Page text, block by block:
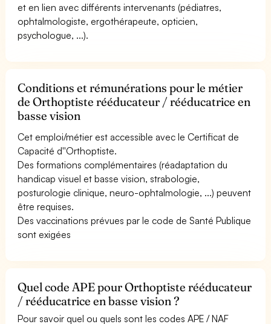
et en lien avec différents intervenants (pédiatres,
ophtalmologiste, ergothérapeute, opticien,
psychologue, ...).
Conditions et rémunérations pour le métier
de Orthoptiste rééducateur / rééducatrice en
basse vision
Cet emploi/métier est accessible avec le Certificat de
Capacité d''Orthoptiste.
Des formations complémentaires (réadaptation du
handicap visuel et basse vision, strabologie,
posturologie clinique, neuro-ophtalmologie, ...) peuvent
être requises.
Des vaccinations prévues par le code de Santé Publique
sont exigées
Quel code APE pour Orthoptiste rééducateur
/ rééducatrice en basse vision ?
Pour savoir quel ou quels sont les codes APE / NAF